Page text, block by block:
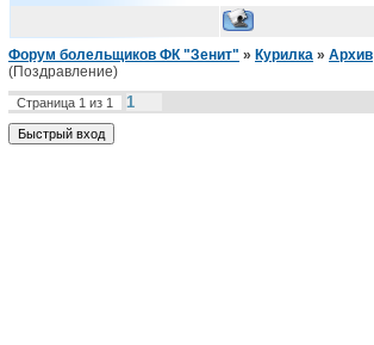
Форум болельщиков ФК "Зенит" » Курилка » Архив
(Поздравление)
Страница 1 из 1 1